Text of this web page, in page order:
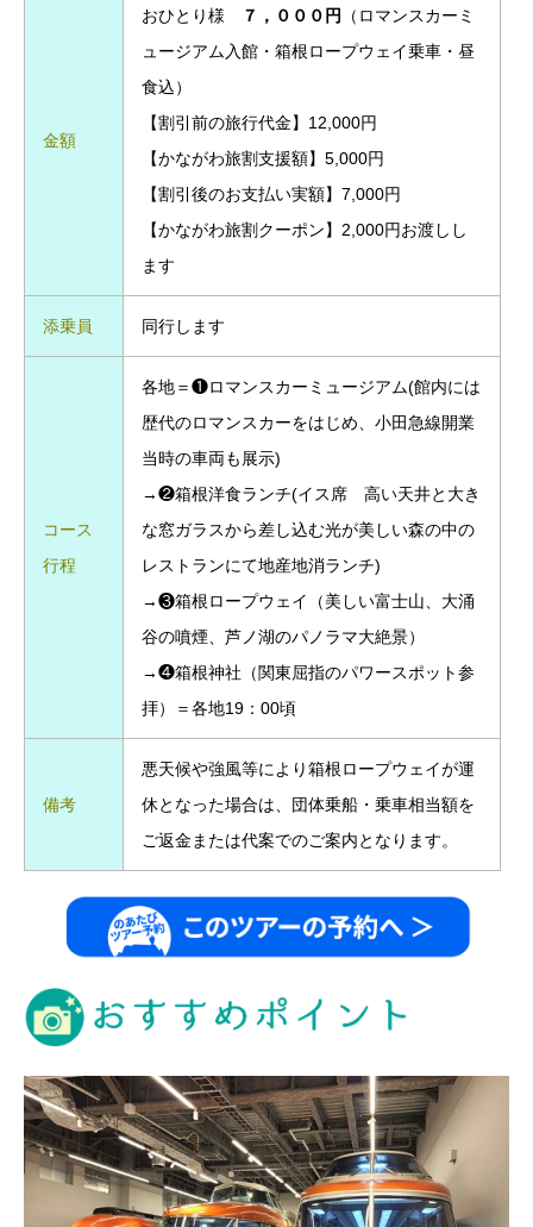
金額
おひとり様 ７，０００円
（ロマンスカーミ
ュージアム入館・箱根ロープウェイ乗車・昼
食込）
【割引前の旅行代金】12,000円
【かながわ旅割支援額】5,000円
【割引後のお支払い実額】7,000円
【かながわ旅割クーポン】2,000円お渡しし
ます
添乗員 同行します
コース
行程
各地＝❶ロマンスカーミュージアム(館内には
歴代のロマンスカーをはじめ、小田急線開業
当時の車両も展示)
→❷箱根洋食ランチ(イス席 高い天井と大き
な窓ガラスから差し込む光が美しい森の中の
レストランにて地産地消ランチ)
→❸箱根ロープウェイ（美しい富士山、大涌
谷の噴煙、芦ノ湖のパノラマ大絶景）
→❹箱根神社（関東屈指のパワースポット参
拝）＝各地19：00頃
備考
悪天候や強風等により箱根ロープウェイが運
休となった場合は、団体乗船・乗車相当額を
ご返金または代案でのご案内となります。